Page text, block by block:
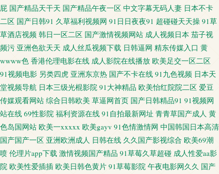
网红在线观看 九九热久久精品 偷拍婷婷五月天 91经典视频观看 豆花51 手机
av福利 91手机在线视频 精品传媒 午夜私人 91网站入口在线观看 玖玖成人综
合 一区一区精华液 91中文资源视频 精品免费国 51黑科福利社 超碰在线进入
91 女优大全91n 伊人性网 www91网址 青青肏屄 天天干天天干 性生话影视 男
人的天堂在线另类 91白丝在线看 成人午夜无码免费福利 日韩无码夜夜操 91
碰在线观看 国产午夜久久 亚州男人天堂 AV一级五五 欧美a久久 在线中文字
屁 国产精品天干天 国产精品午夜一区 中文字幕无码人妻 日本不卡
二区 国产日韩91 久草福利视频网 91日日夜夜91 超碰碰天天操 91草
草酒店视频 韩日一区二区 国产激情视频网站 成人视频日本 茄子视
频污 亚洲色欲天天 成人丝瓜视频下载 日韩逼网 精东传媒入口 黄
wwww色 香港伦理电影在线 成人影院在线播放 欧美足交一区二区
91视频电影 另类四虎 亚洲东京热 国产不卡在线 91九色视频 日本天
堂视频导航 日本三级光棍影院 91大神精品 欧美怡红院院二区 爱豆
传媒观看网站 综合日韩欧美 草逼网首页 国产日韩精品91 91视频网
站在线 69性影院 福利资源在线 91自拍最新网址 青青草国产成人 黄
色岛国网站 欧美一xxxxx 欧美gayv 91色情激情网 中国韩国日本高清
国产国产一区 亚洲欧洲成人 日韩在线 久久国产影视综合 欧美69潮
喷 伦理片app下载 激情视频国产精品 91草莓久草超碰 成人性爱aa影
院 欧美性爱插插 欧美日韩色黄片 91草莓影院 午夜电影网久久 国产